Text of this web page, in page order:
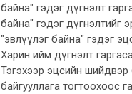
байна" гэдэг дүгнэлт
байна" гэдэг дүгнэлтийг
"эвлүүлэг байна" гэдэг
Харин ийм дүгнэлт
Тэгэхээр эцсийн
байгууллага тогтоохоос